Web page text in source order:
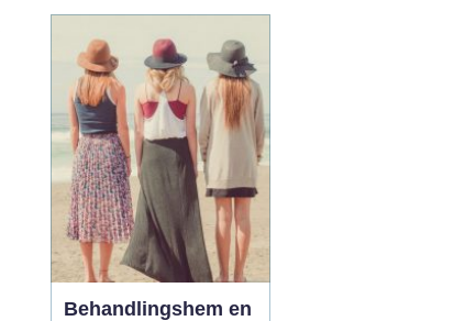
stället för att enbart
fokusera på symptom
försöker ayurvedan
förstå varf...
Behandlingshem en